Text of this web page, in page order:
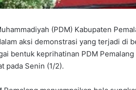
(PDM) Kabupaten
aksi demonstrasi yang terjadi di
bentuk keprihatinan PDM
pada Senin (1/2).